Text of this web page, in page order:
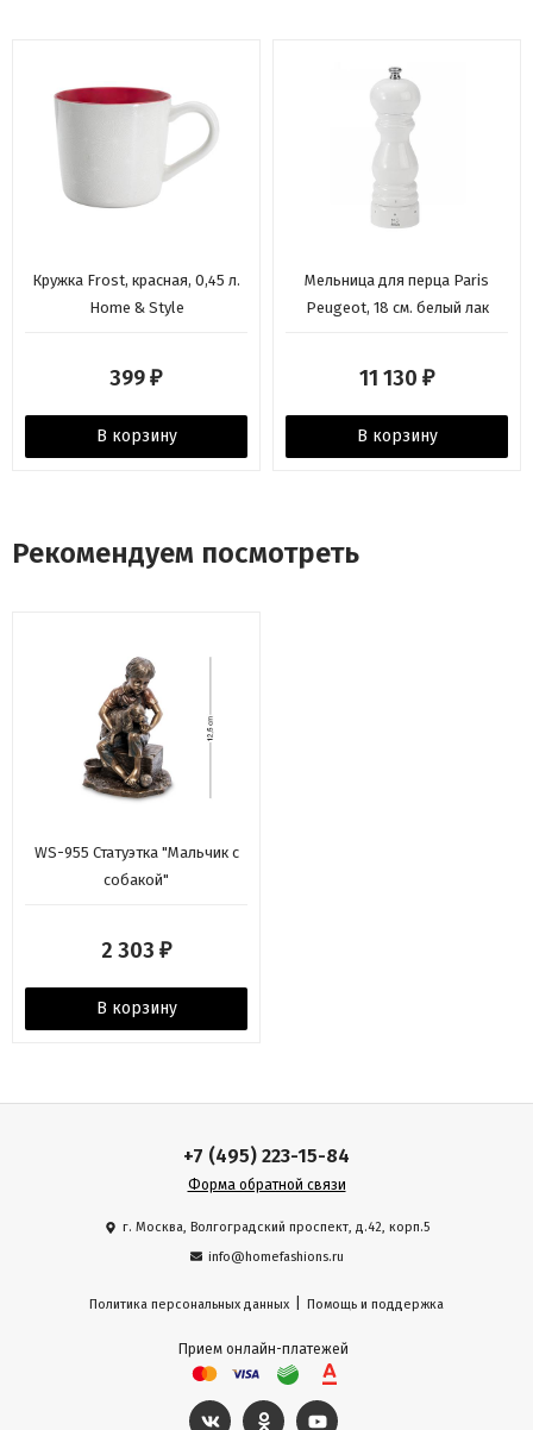
Кружка Frost, красная, 0,45 л.
Home & Style
399 ₽
В корзину
Мельница для перца Paris
Peugeot, 18 см. белый лак
11 130 ₽
В корзину
Рекомендуем посмотреть
WS-955 Статуэтка "Мальчик с
собакой"
2 303 ₽
В корзину
+7 (495) 223-15-84
Форма обратной связи
г. Москва, Волгоградский проспект, д.42, корп.5
info@homefashions.ru
Политика персональных данных Помощь и поддержка
Прием онлайн-платежей